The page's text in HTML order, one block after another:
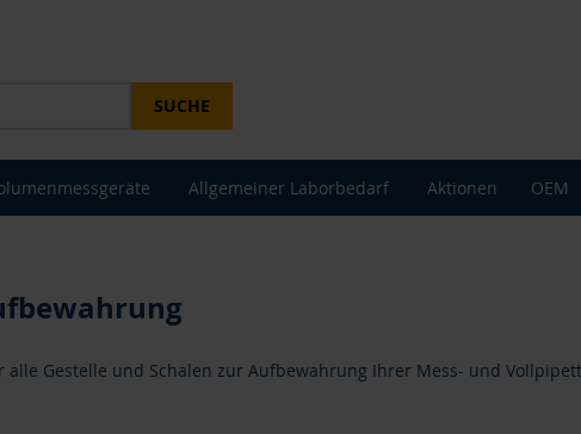
SUCHE
Allgemeiner Laborbedarf Aktionen OEM
alle Gestelle und Schalen zur Aufbewahrung Ihrer Mess- und